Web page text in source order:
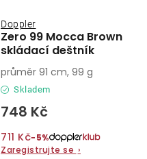
Zero 99 Mocca Brown
skládací deštník
Doppler
Skladem
748 Kč
711 Kč−5%
Zaregistrujte se ›
průměr 91 cm, 99 g